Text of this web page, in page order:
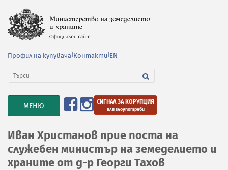
Профил на купувача Контакти EN
TOGGLE
NAVIGATION
МЕНЮ СИГНАЛ ЗА КОРУПЦИЯ
или злоупотреби
Иван Христанов прие поста на
служебен министър на земеделието и
храните от д-р Георги Тахов